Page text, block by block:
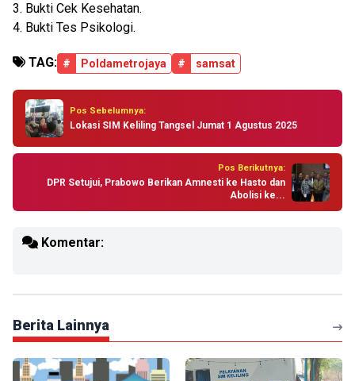
3. Bukti Cek Kesehatan.
4. Bukti Tes Psikologi.
TAG: # Poldametrojaya # samsat
Pos Sebelumnya:
Lokasi SIM Keliling Tangsel Jumat 1 Agustus 2025
Pos Berikutnya:
DPR Setujui, Prabowo Berikan Amnesti ke Hasto dan
Abolisi ke...
Komentar:
Berita Lainnya